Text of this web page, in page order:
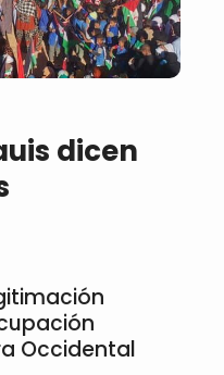
dicen
Occidental